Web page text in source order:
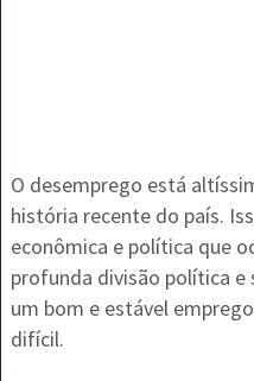
O desemprego está
história recente do país.
econômica e política que
profunda divisão política e
um bom e estável
difícil.